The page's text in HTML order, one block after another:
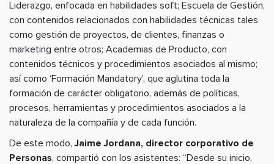
Liderazgo, enfocada en habilidades soft; Escuela de Gestión,
con contenidos relacionados con habilidades técnicas tales
como gestión de proyectos, de clientes, finanzas o
marketing entre otros; Academias de Producto, con
contenidos técnicos y procedimientos asociados al mismo;
así como ‘Formación Mandatory’, que aglutina toda la
formación de carácter obligatorio, además de políticas,
procesos, herramientas y procedimientos asociados a la
naturaleza de la compañía y de cada función.
De este modo,Jaime Jordana, director corporativo de
Personas, compartió con los asistentes: “Desde su inicio,